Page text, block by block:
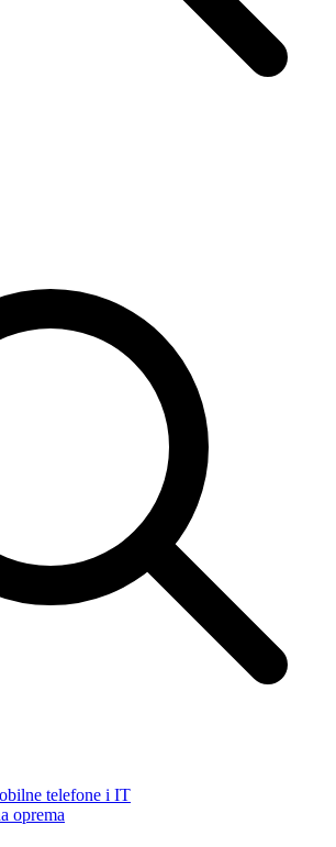
telefone i IT
oprema